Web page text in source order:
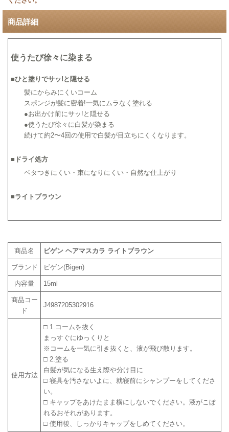
商品詳細
使うたび徐々に染まる
■ひと塗りでサッ!と隠せる
髪にからみにくいコーム
スポンジが髪に密着!一気にムラなく塗れる
●お出かけ前にサッ!と隠せる
●使うたび徐々に白髪が染まる
続けて約2〜4回の使用で白髪が目立ちにくくなります。
■ ドライ処方
ベタつきにくい・束になりにくい・自然な仕上がり
■ライトブラウン
商品名 ビゲン ヘアマスカラ ライトブラウン
ブランド ビゲン(Bigen)
内容量 15ml
商品コー
ド
J4987205302916
使用方法
□ 1.コームを抜く
まっすぐにゆっくりと
※コームを一気に引き抜くと、液が飛び散ります。
□ 2.塗る
白髪が気になる生え際や分け目に
□ 寝具を汚さないよに、就寝前にシャンプーをしてくださ
い。
□ キャップをあけたまま横にしないでください。液がこぼ
れるおそれがあります。
□ 使用後、しっかりキャップをしめてください。